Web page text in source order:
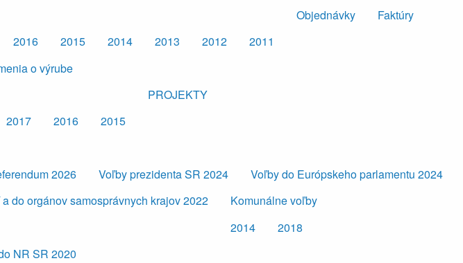
2016 2015 2014 2013 2012 2011
Objednávky Faktúry
o výrube
2017 2016 2015
PROJEKTY
2026 Voľby prezidenta SR 2024
Voľby do Európskeho parlamentu 2024
do orgánov samosprávnych krajov 2022
Komunálne voľby
2014
2018
NR SR 2020